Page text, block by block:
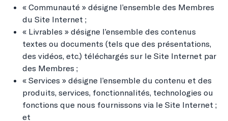
« Communauté » désigne l’ensemble des Membres
du Site Internet ;
« Livrables » désigne l’ensemble des contenus
textes ou documents (tels que des présentations,
des vidéos, etc.) téléchargés sur le Site Internet par
des Membres ;
« Services » désigne l’ensemble du contenu et des
produits, services, fonctionnalités, technologies ou
fonctions que nous fournissons via le Site Internet ;
et